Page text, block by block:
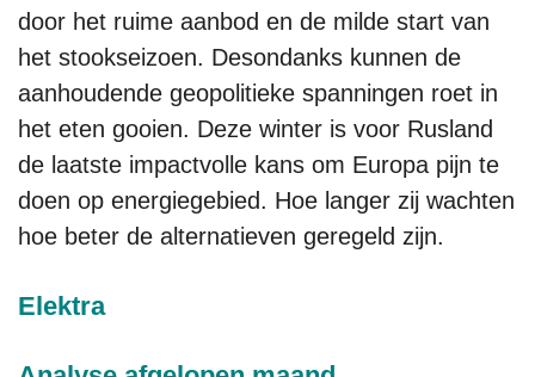
door het ruime aanbod en de milde start van
het stookseizoen. Desondanks kunnen de
aanhoudende geopolitieke spanningen roet in
het eten gooien. Deze winter is voor Rusland
de laatste impactvolle kans om Europa pijn te
doen op energiegebied. Hoe langer zij wachten
hoe beter de alternatieven geregeld zijn.
Elektra